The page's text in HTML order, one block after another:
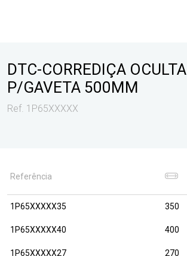
DTC-CORREDIÇA OCULTA
P/GAVETA 500MM
Ref. 1P65XXXXX
Referência
1P65XXXXX35 350
1P65XXXXX40 400
1P65XXXXX27 270